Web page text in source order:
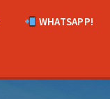
WHATSAPP!